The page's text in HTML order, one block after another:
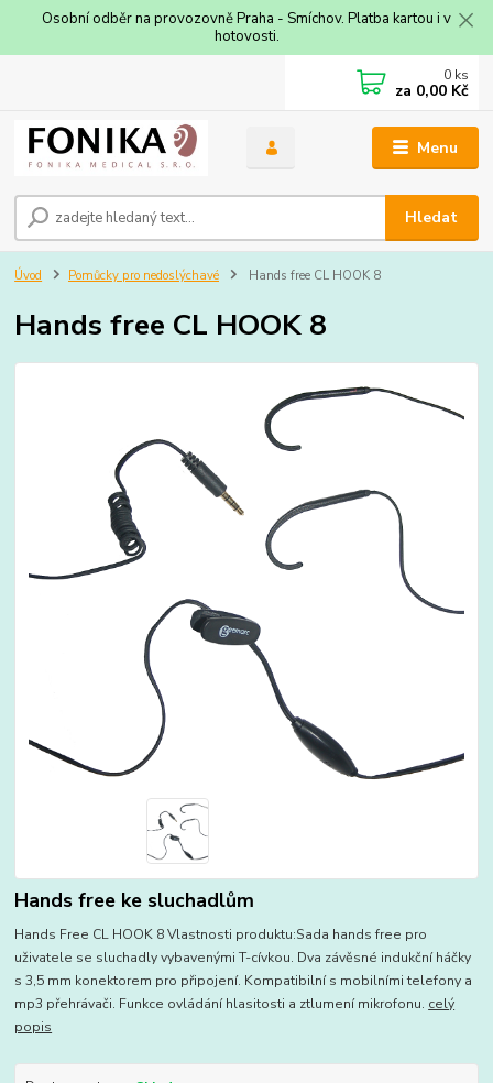
Osobní odběr na provozovně Praha - Smíchov. Platba kartou i v
hotovosti.
Menu
Hledat
0 ks
za 0,00 Kč
Úvod Pomůcky pro nedoslýchavé Hands free CL HOOK 8
Hands free CL HOOK 8
Hands free ke sluchadlům
Hands Free CL HOOK 8 Vlastnosti produktu:Sada hands free pro
uživatele se sluchadly vybavenými T-cívkou. Dva závěsné indukční háčky
s 3,5 mm konektorem pro připojení. Kompatibilní s mobilními telefony a
mp3 přehrávači. Funkce ovládání hlasitosti a ztlumení mikrofonu. celý
popis